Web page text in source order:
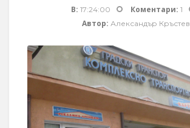
В: 17:24:00 Коментари: 1
Автор: Александър Кръстев